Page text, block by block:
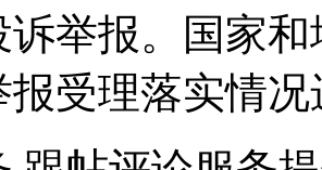
诉举报。国家
报受理落实情